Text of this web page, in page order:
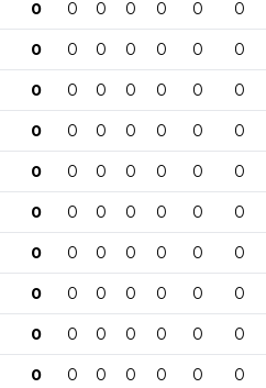
0 0 0 0 0 0 0
0 0 0 0 0 0 0
0 0 0 0 0 0 0
0 0 0 0 0 0 0
0 0 0 0 0 0 0
0 0 0 0 0 0 0
0 0 0 0 0 0 0
0 0 0 0 0 0 0
0 0 0 0 0 0 0
0 0 0 0 0 0 0